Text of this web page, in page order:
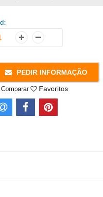
PEDIR INFORMAÇÃO
Comparar Favoritos